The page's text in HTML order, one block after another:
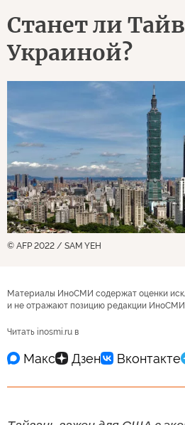
Станет ли
Украиной?
© AFP 2022 / SAM YEH
Материалы ИноСМИ содержат оценки
и не отражают позицию редакции ИноСМИ
Читать inosmi.ru в